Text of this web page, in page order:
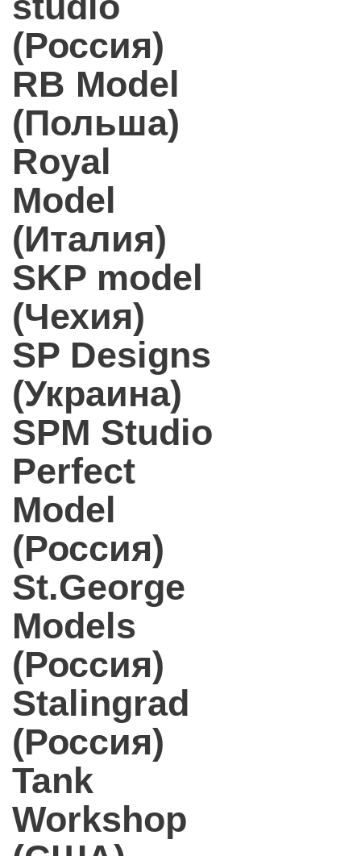
(Россия)
RB Model
(Польша)
Royal
Model
(Италия)
SKP model
(Чехия)
SP Designs
(Украина)
SPM Studio
Perfect
Model
(Россия)
St.George
Models
(Россия)
Stalingrad
(Россия)
Tank
Workshop